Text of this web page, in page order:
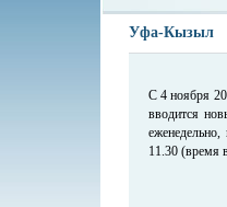
Уфа-Кызыл
С 4 ноября
вводится
11.30 (время